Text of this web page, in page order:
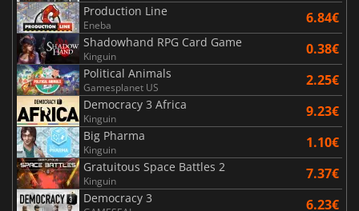
Production Line
Eneba 6.84€
Shadowhand RPG Card Game
Kinguin 0.38€
Political Animals
Gamesplanet US 2.25€
Democracy 3 Africa
Kinguin 9.23€
Big Pharma
Kinguin 1.10€
Gratuitous Space Battles 2
Kinguin 7.37€
Democracy 3 6.23€